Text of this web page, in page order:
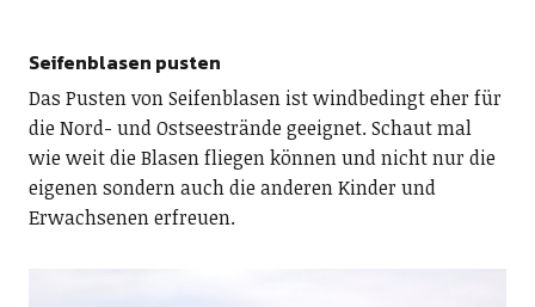
Seifenblasen pusten
Das Pusten von Seifenblasen ist windbedingt eher für
die Nord- und Ostseestrände geeignet. Schaut mal
wie weit die Blasen fliegen können und nicht nur die
eigenen sondern auch die anderen Kinder und
Erwachsenen erfreuen.